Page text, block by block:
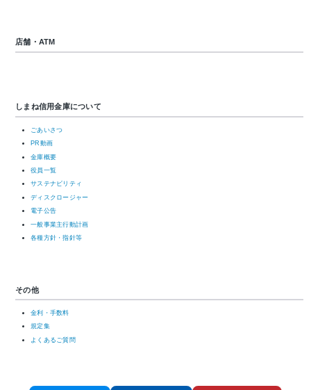
店舗・ATM
しまね信用金庫について
ごあいさつ
PR動画
金庫概要
役員一覧
サステナビリティ
ディスクロージャー
電子公告
一般事業主行動計画
各種方針・指針等
その他
金利・手数料
規定集
よくあるご質問